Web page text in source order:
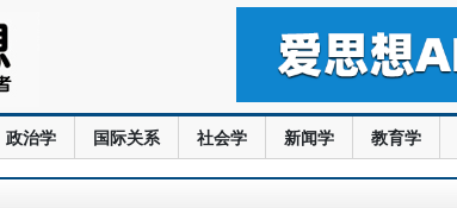
政治学 国际关系 社会学 新闻学 教育学